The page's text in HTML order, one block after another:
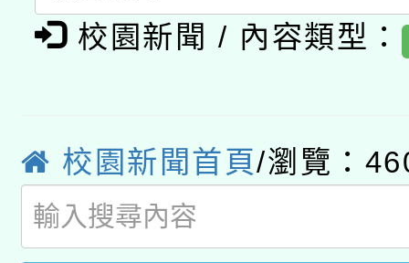
pilot」
有關大陸委員會函釋公
薪期間赴陸應申請許可
轉知經濟部水利署委託
用水績優單位及節水達
動」
桃園市孔廟祈福系列
開 智慧啟航」
2026年桃園地景藝術
校園新聞 / 內容類型：
校園新聞首頁/瀏覽：